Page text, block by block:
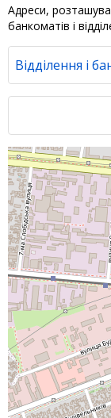
Адреси,
банкоматів і
Відділення і
Відгуки
Депозити
Депозити юр.
Кредити для
Кредити
Інтернет-
Банки-